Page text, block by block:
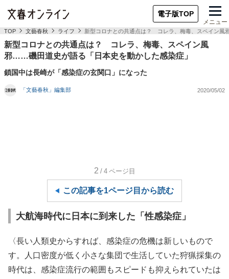
電子版TOP
メニュー
TOP 文藝春秋 ライフ 新型コロナとの共通点は？ コレラ、梅毒、スペイン
新型コロナとの共通点は？ コレラ、梅毒、スペイン風
邪……磯田道史が語る「日本史を動かした感染症」
鎖国中は長崎が「感染症の玄関口」になった
「文藝春秋」編集部 2020/05/02
2 /4 ページ目
この記事を1ページ目から読む
大航海時代に日本に到来した「性感染症」
〈長い人類史からすれば、感染症の危機は新しいもので
す。人口密度が低く小さな集団で生活していた狩猟採集の
時代は、感染症流行の範囲もスピードも抑えられていたは